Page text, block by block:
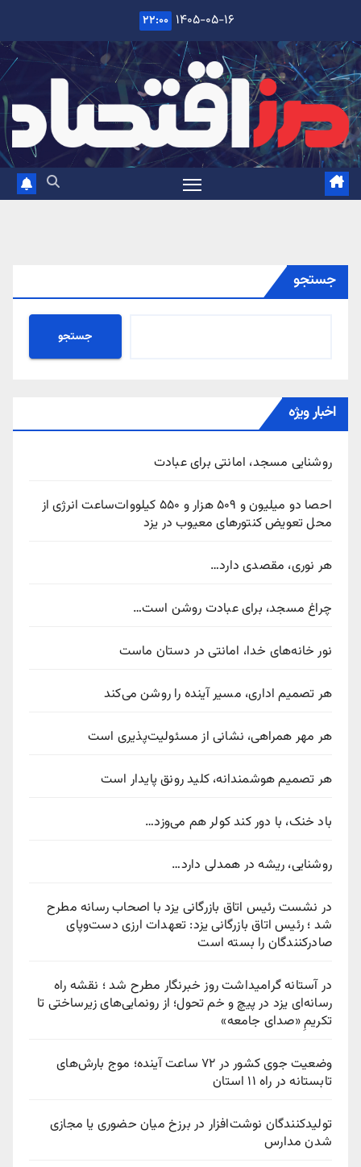
content
۱۴۰۵-۰۵-۱۶ ۲۲:۰۰
جستجو
جستجو
اخبار ویژه
روشنایی مسجد، امانتی برای عبادت
احصا دو میلیون و ۵۰۹ هزار و ۵۵۰ کیلووات‌ساعت انرژی از
محل تعویض کنتورهای معیوب در یزد
هر نوری، مقصدی دارد…
چراغ مسجد، برای عبادت روشن است…
نور خانه‌های خدا، امانتی در دستان ماست
هر تصمیم اداری، مسیر آینده را روشن می‌کند
هر مهر همراهی، نشانی از مسئولیت‌پذیری است
هر تصمیم هوشمندانه، کلید رونق پایدار است
باد خنک، با دور کند کولر هم می‌وزد…
روشنایی، ریشه در همدلی دارد…
در نشست رئیس اتاق بازرگانی یزد با اصحاب رسانه مطرح
شد ؛ رئیس اتاق بازرگانی یزد: تعهدات ارزی دست‌وپای
صادرکنندگان را بسته است
در آستانه گرامیداشت روز خبرنگار مطرح شد ؛ نقشه راه
رسانه‌ای یزد در پیچ‌ و خم تحول؛ از رونمایی‌های زیرساختی تا
تکریمِ «صدای جامعه»
وضعیت جوی کشور در ۷۲ ساعت آینده؛ موج بارش‌های
تابستانه در راه ۱۱ استان
تولیدکنندگان نوشت‌افزار در برزخ میان حضوری یا مجازی
شدن مدارس